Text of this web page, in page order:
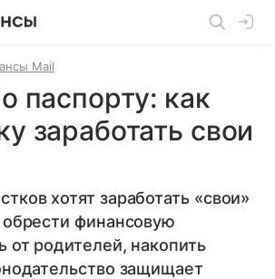
Mail
паспорту: как
заработать свои
хотят заработать «свои»
финансовую
от родителей, накопить
защищает